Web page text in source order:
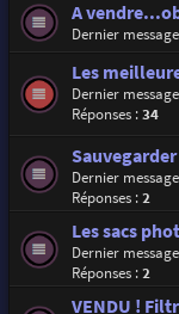
A
Dernier
Les
Dernier
Réponses :34
Dernier
Réponses :2
Les sacs
Dernier
Réponses :2
VENDU !